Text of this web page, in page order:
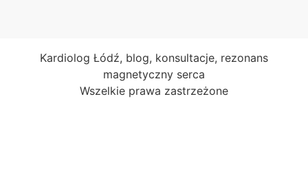
Kardiolog Łódź, blog, konsultacje, rezonans
magnetyczny serca
Wszelkie prawa zastrzeżone